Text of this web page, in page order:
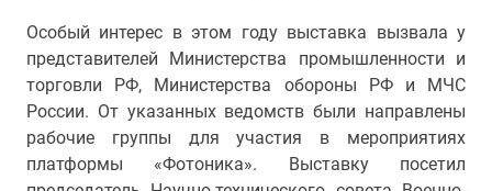
Особый интерес в этом году выставка вызвала у
представителей Министерства промышленности и
торговли РФ, Министерства обороны РФ и МЧС
России. От указанных ведомств были направлены
рабочие группы для участия в мероприятиях
платформы «Фотоника». Выставку посетил